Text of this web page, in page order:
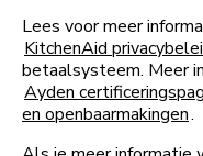
Lees voor meer
KitchenAid
betaalsysteem. Meer
Ayden
en openbaarmakingen.